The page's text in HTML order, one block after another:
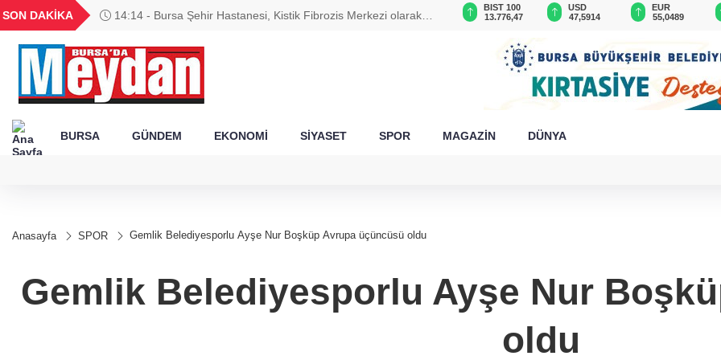
SON DAKİKA
14:14 - Bursa Şehir Hastanesi, Kistik Fibrozis Merkezi olarak
GEL
18,1994
16,2317
28,0626
0,0018
6.512,43
BIST 100
13.776,47
USD
47,5914
EUR
55,0489
BURSA GÜNDEM EKONOMİ SİYASET SPOR MAGAZİN DÜNYA
Anasayfa SPOR Gemlik Belediyesporlu Ayşe Nur Boşküp Avrupa üçüncüsü oldu
Gemlik Belediyesporlu Ayşe Nur
oldu